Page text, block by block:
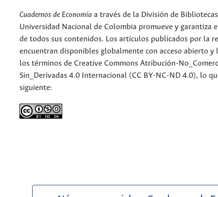
Cuadernos de Economía a través de la División de
Universidad Nacional de Colombia promueve y garantiza
de todos sus contenidos. Los artículos publicados por la
encuentran disponibles globalmente con acceso abierto y
los términos de Creative Commons Atribución-
Sin_Derivadas 4.0 Internacional (CC BY-NC-ND 4.0), lo
siguiente: